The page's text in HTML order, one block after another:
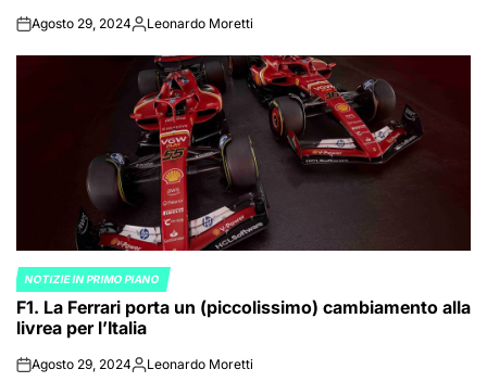
onAgosto 29, 2024Posted
Leonardo Moretti
POSTED
IN
NOTIZIE IN PRIMO PIANO
F1. La Ferrari porta un (piccolissimo) cambiamento alla
livrea per l’Italia
onAgosto 29, 2024Posted
Leonardo Moretti